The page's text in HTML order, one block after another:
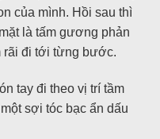
của mình. Hồi sau thì
là tấm gương phản
rãi đi tới từng bước.
tay đi theo vị trí tầm
sợi tóc bạc ẩn dấu